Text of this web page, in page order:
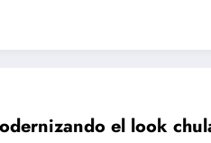
el look